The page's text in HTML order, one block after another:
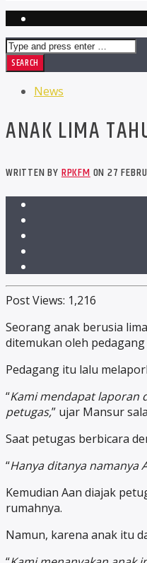
News
ANAK LIMA
WRITTEN BYRPKFMON 27
Post Views: 1,216
Seorang anak berusia
ditemukan oleh
Pedagang itu lalu
“Kami mendapat laporan
petugas,” ujar Mansur
Saat petugas berbicara
“Hanya ditanya namanya
Kemudian Aan diajak
rumahnya.
Namun, karena anak itu